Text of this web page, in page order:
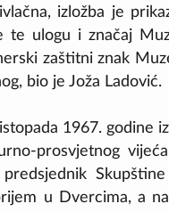
izložba je
te ulogu i značaj
zaštitni znak
bio je Joža Ladović.
1967. godine
prosvjetnog
predsjednik
u Dvercima, a